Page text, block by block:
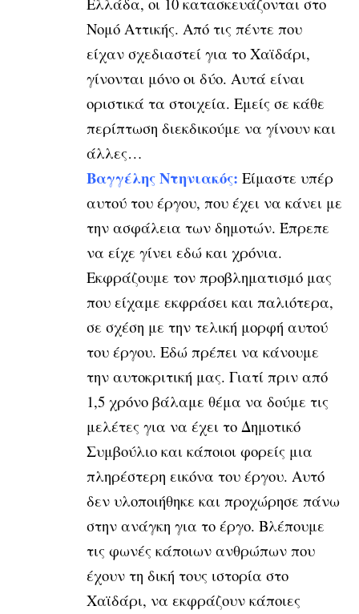
Νομό Αττικής. Από τις πέντε που
είχαν σχεδιαστεί για το Χαϊδάρι,
γίνονται μόνο οι δύο. Αυτά είναι
οριστικά τα στοιχεία. Εμείς σε κάθε
περίπτωση διεκδικούμε να γίνουν και
άλλες…
Βαγγέλης Ντηνιακός: Είμαστε υπέρ
αυτού του έργου, που έχει να κάνει με
την ασφάλεια των δημοτών. Έπρεπε
να είχε γίνει εδώ και χρόνια.
Εκφράζουμε τον προβληματισμό μας
που είχαμε εκφράσει και παλιότερα,
σε σχέση με την τελική μορφή αυτού
του έργου. Εδώ πρέπει να κάνουμε
την αυτοκριτική μας. Γιατί πριν από
1,5 χρόνο βάλαμε θέμα να δούμε τις
μελέτες για να έχει το Δημοτικό
Συμβούλιο και κάποιοι φορείς μια
πληρέστερη εικόνα του έργου. Αυτό
δεν υλοποιήθηκε και προχώρησε πάνω
στην ανάγκη για το έργο. Βλέπουμε
τις φωνές κάποιων ανθρώπων που
έχουν τη δική τους ιστορία στο
Χαϊδάρι, να εκφράζουν κάποιες